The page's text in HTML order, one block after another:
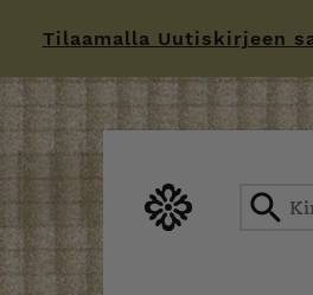
Tilaamalla Uutiskirjeen
to